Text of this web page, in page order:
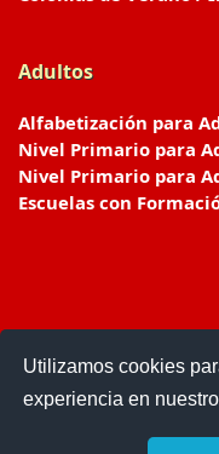
Utilizamos cookies
experiencia en
Adultos
Alfabetización para
Nivel Primario para
Nivel Primario para
Escuelas con